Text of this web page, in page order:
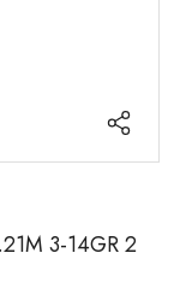
3-14GR 2